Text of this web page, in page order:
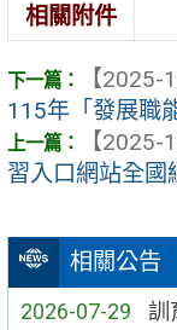
相關公告
2026-07-29 訓
相關附件
【2025-
115年「發展職
【2025-
習入口網站全國